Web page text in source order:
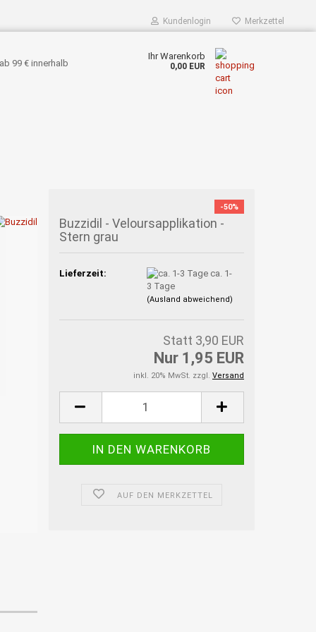
Kundenlogin Merkzettel
99 € innerhalb
Ihr Warenkorb
0,00 EUR
-50%
Buzzidil - Veloursapplikation -
Stern grau
Lieferzeit:
ca. 1-
3 Tage
(Ausland abweichend)
Statt 3,90 EUR
Nur 1,95 EUR
inkl. 20% MwSt. zzgl. Versand
AUF DEN MERKZETTEL